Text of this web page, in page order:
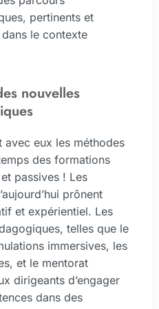
pertinents et
le contexte
nouvelles
avec eux les méthodes
des formations
passives ! Les
prônent
et expérientiel. Les
telles que le
immersives, les
et le mentorat
dirigeants d’engager
dans des